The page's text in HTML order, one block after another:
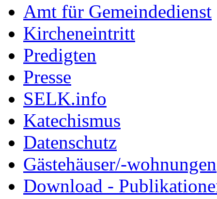
Amt für Gemeindedienst
Kircheneintritt
Predigten
Presse
SELK.info
Katechismus
Datenschutz
Gästehäuser/-wohnungen
Download -